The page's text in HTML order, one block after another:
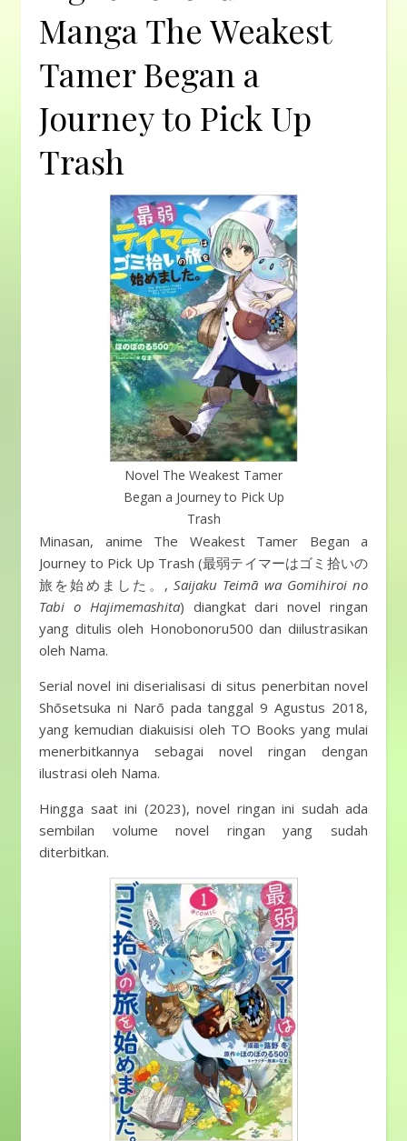
Manga The Weakest
Tamer Began a
Journey to Pick Up
Trash
Novel The Weakest Tamer
Began a Journey to Pick Up
Trash
Minasan, anime The Weakest Tamer Began a
Journey to Pick Up Trash (最弱テイマーはゴミ拾いの
旅を始めました。,Saijaku Teimā wa Gomihiroi no
Tabi o Hajimemashita) diangkat dari novel ringan
yang ditulis oleh Honobonoru500 dan diilustrasikan
oleh Nama.
Serial novel ini diserialisasi di situs penerbitan novel
Shōsetsuka ni Narō pada tanggal 9 Agustus 2018,
yang kemudian diakuisisi oleh TO Books yang mulai
menerbitkannya sebagai novel ringan dengan
ilustrasi oleh Nama.
Hingga saat ini (2023), novel ringan ini sudah ada
sembilan volume novel ringan yang sudah
diterbitkan.